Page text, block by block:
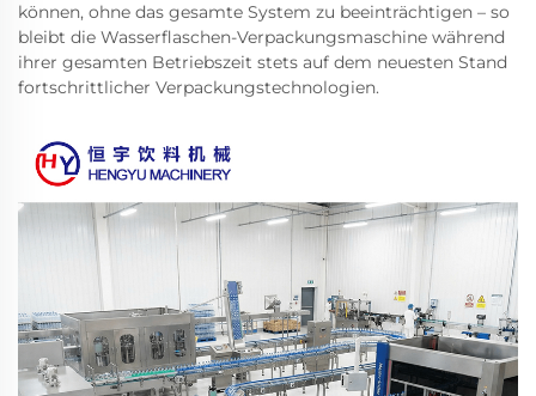
können, ohne das gesamte System zu beeinträchtigen – so
bleibt die Wasserflaschen-Verpackungsmaschine während
ihrer gesamten Betriebszeit stets auf dem neuesten Stand
fortschrittlicher Verpackungstechnologien.